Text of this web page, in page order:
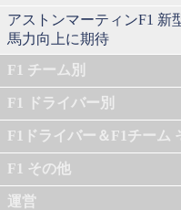
アストンマーティンF1 新
馬力向上に期待
F1 チーム別
F1 ドライバー別
F1ドライバー＆F1チーム
F1 その他
運営